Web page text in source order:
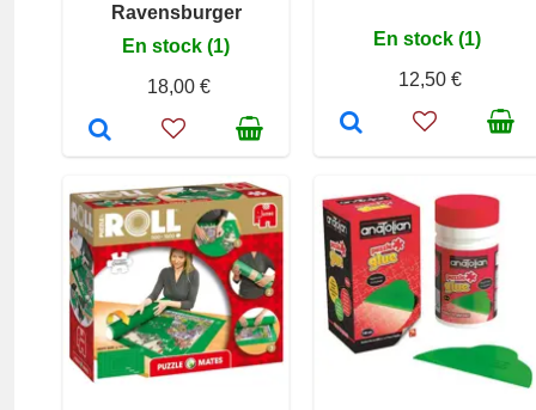
Ravensburger
En stock (1)
18,00 €
En stock (1)
12,50 €